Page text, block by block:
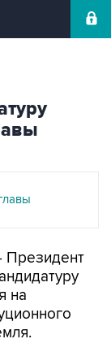
Президент
на